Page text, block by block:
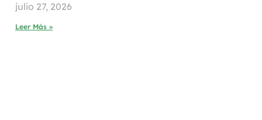
julio 27, 2026
Leer Más »